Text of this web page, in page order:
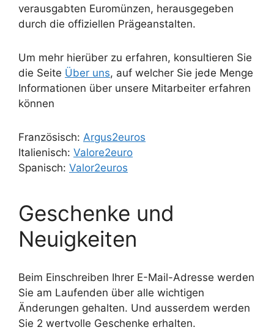
verausgabten Euromünzen, herausgegeben
durch die offiziellen Prägeanstalten.
Um mehr hierüber zu erfahren, konsultieren Sie
die Seite Über uns, auf welcher Sie jede Menge
Informationen über unsere Mitarbeiter erfahren
können
Französisch: Argus2euros
Italienisch: Valore2euro
Spanisch: Valor2euros
Geschenke und
Neuigkeiten
Beim Einschreiben Ihrer E-Mail-Adresse werden
Sie am Laufenden über alle wichtigen
Änderungen gehalten. Und ausserdem werden
Sie 2 wertvolle Geschenke erhalten.